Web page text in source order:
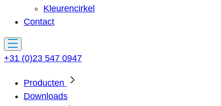
Kleurencirkel
Contact
+31 (0)23 547 0947
Producten
Downloads